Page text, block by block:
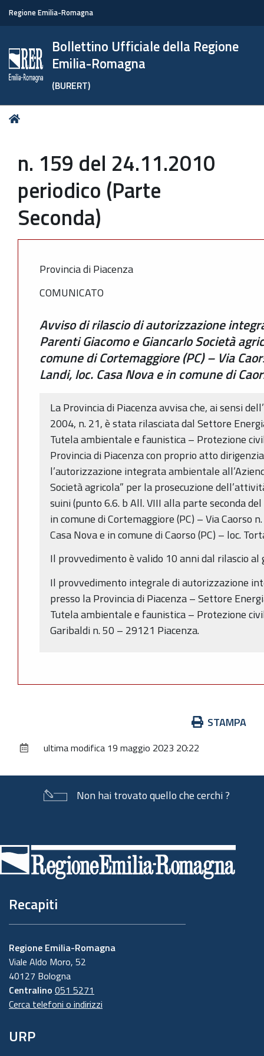
Regione Emilia-Romagna
Bollettino Ufficiale della Regione
Emilia-Romagna
(BURERT)
Tu
n. 159 del 24.11.2010
periodico (Parte
Seconda)
Provincia di Piacenza
COMUNICATO
Avviso di rilascio di autorizzazione
Parenti Giacomo e Giancarlo Società
comune di Cortemaggiore (PC) – Via
Landi, loc. Casa Nova e in comune di
La Provincia di Piacenza avvisa che, ai sensi
2004, n. 21, è stata rilasciata dal Settore
Tutela ambientale e faunistica – Protezione
Provincia di Piacenza con proprio atto
l’autorizzazione integrata ambientale
Società agricola” per la prosecuzione
suini (punto 6.6. b All. VIII alla parte seconda
in comune di Cortemaggiore (PC) – Via Caorso
Casa Nova e in comune di Caorso (PC) – loc.
Il provvedimento è valido 10 anni dal rilascio al
Il provvedimento integrale di autorizzazione
presso la Provincia di Piacenza – Settore
Tutela ambientale e faunistica – Protezione
Garibaldi n. 50 – 29121 Piacenza.
documento
STAMPA
ultima modifica 19 maggio 2023 20:22
Non hai trovato quello che cerchi ?
di
pagina
Recapiti
Regione Emilia-Romagna
Viale Aldo Moro, 52
40127 Bologna
Centralino 051 5271
Cerca telefoni o indirizzi
URP